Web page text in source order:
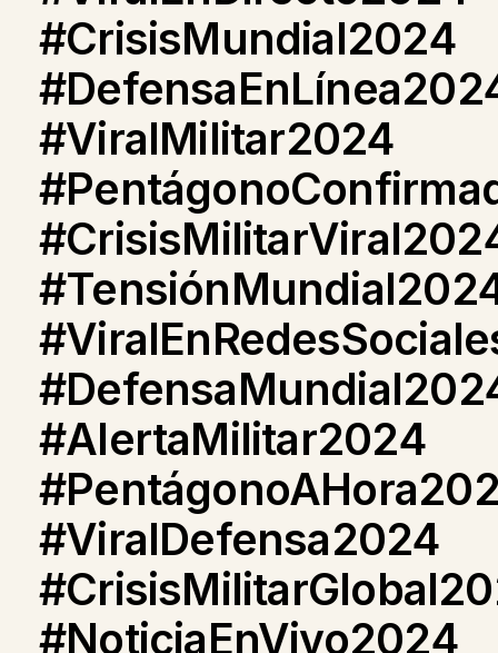
#CrisisMundial2024
#ViralMilitar2024
#AlertaMilitar2024
#ViralDefensa2024
#NoticiaEnVivo2024